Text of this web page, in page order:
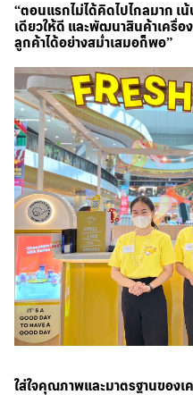
“ตอนแรกไม่ได้คิดไปไกลมาก เ
เดียวให้ดี และพัฒนาสินค้าเครื่
ลูกค้าได้อย่างสม่ำเสมอก็พอ”
ใส่ใจคุณภาพและมาตรฐานของเ